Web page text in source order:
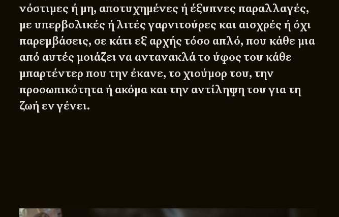
νόστιμες ή μη, αποτυχημένες ή έξυπνες παραλλαγές,
με υπερβολικές ή λιτές γαρνιτούρες και αισχρές ή όχι
παρεμβάσεις, σε κάτι εξ αρχής τόσο απλό, που κάθε μια
από αυτές μοιάζει να αντανακλά το ύφος του κάθε
μπαρτέντερ που την έκανε, το χιούμορ του, την
προσωπικότητα ή ακόμα και την αντίληψη του για τη
ζωή εν γένει.